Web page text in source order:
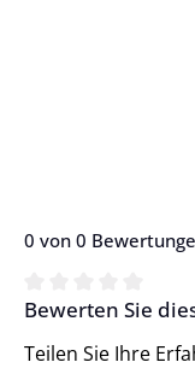
0 von 0
Durchschnittliche
Bewerten Sie
Teilen Sie Ihre